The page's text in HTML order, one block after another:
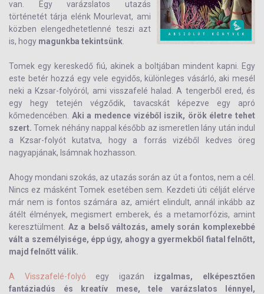
van. Egy varázslatos utazás
történetét tárja elénk Mourlevat, ami
közben elengedhetetlenné teszi azt
is, hogy magunkba tekintsünk
Tomek egy kereskedő fiú, akinek a boltjában mindent kapni. Egy
este betér hozzá egy vele egyidős, különleges vásárló, aki mesél
neki a Kzsar-folyóról, ami visszafelé halad. A tengerből ered, és
egy hegy tetején végződik, tavacskát képezve egy apró
kőmedencében. Aki a medence vizéből iszik, örök életre tehet
szert. Tomek néhány nappal később az ismeretlen lány után indul
a Kzsar-folyót kutatva, hogy a forrás vizéből kedves öreg
nagyapjának, Isámnak hozhasson.
Ahogy mondani szokás, az utazás során az út a fontos, nem a cél.
Nincs ez másként Tomek esetében sem. Kezdeti úti célját elérve
már nem is fontos számára az, amiért elindult, annál inkább az
átélt élmények, megismert emberek, és a metamorfózis, amint
keresztülment. Az a belső változás, amely során komplexebbé
vált a személyisége, épp úgy, ahogy a gyermekből fiatal felnőtt,
majd felnőtt válik.
A Visszafelé-folyó egy igazán izgalmas, elképesztően
fantáziadús és kreatív mese, tele varázslatos lénnyel,